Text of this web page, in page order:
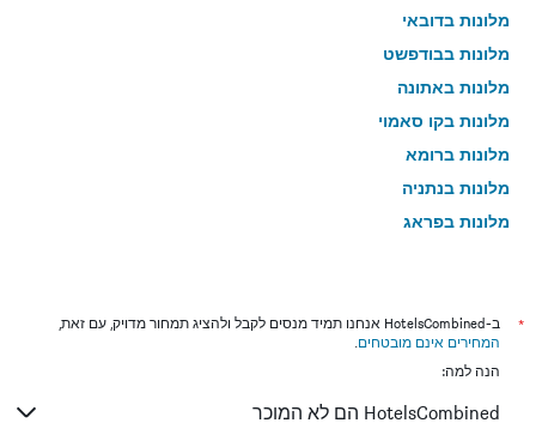
מלונות בדובאי
מלונות בבודפשט
מלונות באתונה
מלונות בקו סאמוי
מלונות ברומא
מלונות בנתניה
מלונות בפראג
מלונות בניו יורק
מלונות בבנגקוק
*
ב-HotelsCombined אנחנו תמיד מנסים לקבל ולהציג תמחור מדויק, עם זאת,
המחירים אינם מובטחים.
הנה למה:
HotelsCombined הם לא המוכר